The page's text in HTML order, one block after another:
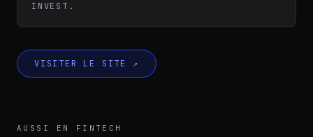
LE GROUPE
INVEST.
VISITER LE SITE ↗
AUSSI EN FINTECH